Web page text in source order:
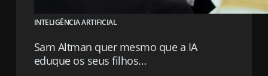
INTELIGÊNCIA ARTIFICIAL
Sam Altman quer mesmo que a IA
eduque os seus filhos…